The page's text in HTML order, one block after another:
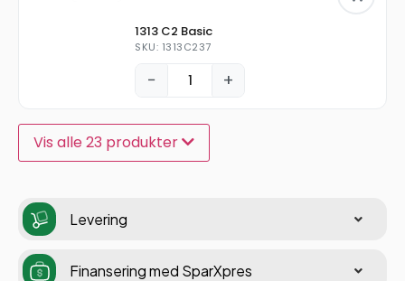
1313 C2 Basic
SKU: 1313C237
− +
Vis alle 23 produkter
Levering
Finansering med SparXpres